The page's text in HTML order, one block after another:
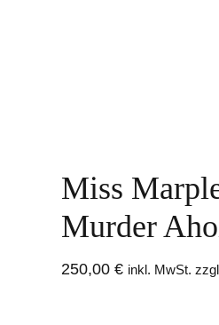
Miss
Murder
250,00 € inkl. MwSt.